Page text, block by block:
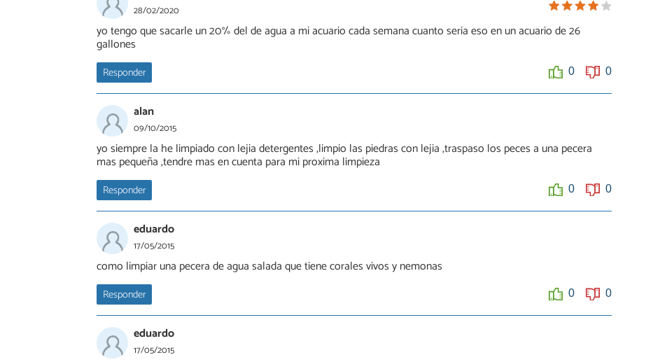
28/02/2020
yo tengo que sacarle un 20% del de agua a mi acuario cada semana cuanto seria eso en un acuario de 26
gallones
Responder 0 0
alan
09/10/2015
yo siempre la he limpiado con lejia detergentes ,limpio las piedras con lejia ,traspaso los peces a una pecera
mas pequeña ,tendre mas en cuenta para mi proxima limpieza
Responder 0 0
eduardo
17/05/2015
como limpiar una pecera de agua salada que tiene corales vivos y nemonas
Responder 0 0
eduardo
17/05/2015